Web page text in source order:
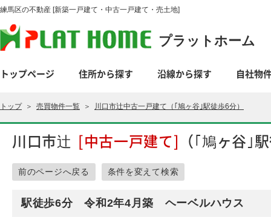
練馬区の不動産 [新築一戸建て・中古一戸建て・売土地]
プラットホーム
トップページ 住所から探す 沿線から探す 自社物
トップ＞ 売買物件一覧 ＞ 川口市辻中古一戸建て（｢鳩ヶ谷｣駅徒歩6分）
川口市辻 [中古一戸建て] （｢鳩ヶ谷｣
前のページへ戻る 条件を変えて検索
駅徒歩6分 令和2年4月築 ヘーベルハウス